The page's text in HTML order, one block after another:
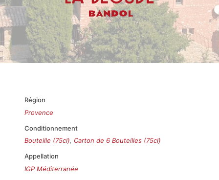
Région
Provence
Conditionnement
Bouteille (75cl), Carton de 6 Bouteilles (75cl)
Appellation
IGP Méditerranée